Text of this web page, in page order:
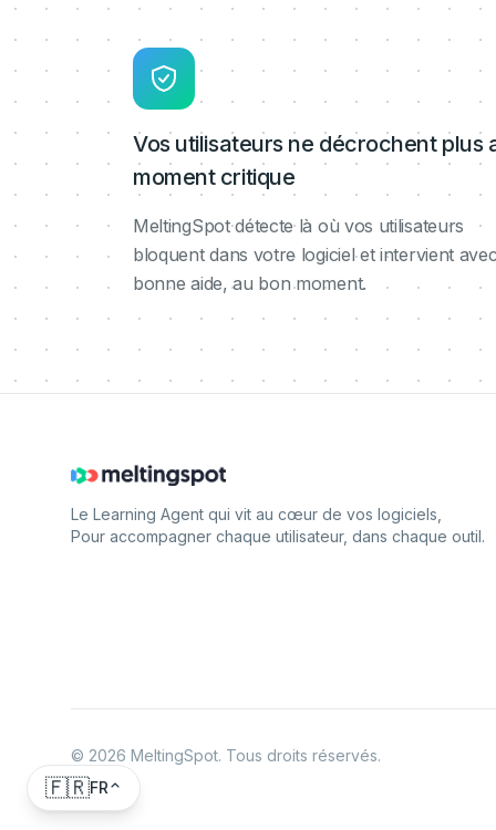
Vos utilisateurs ne décrochent plus
moment critique
MeltingSpot détecte là où vos utilisateurs
bloquent dans votre logiciel et intervient
bonne aide, au bon moment.
Le Learning Agent qui vit au cœur de vos logiciels,
Pour accompagner chaque utilisateur, dans chaque outil.
© 2026 MeltingSpot. Tous droits réservés.
🇫🇷FR